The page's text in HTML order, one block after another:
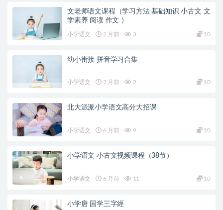
文老师语文课程（学习方法 基础知识 小古文 文
学素养 阅读 作文 ）
小学语文 2 月前 3 10
幼小衔接 拼音学习合集
小学语文 2 月前 2 10
北大派派小学语文高分大招课
小学语文 6 月前 9 10
小学语文 小古文视频课程（38节）
小学语文 6 月前 11 10
小学唐 国学三字經